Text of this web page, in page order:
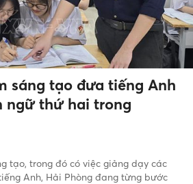
sáng tạo đưa tiếng Anh
ngữ thứ hai trong
tạo, trong đó có việc giảng dạy các
Anh, Hải Phòng đang từng bước